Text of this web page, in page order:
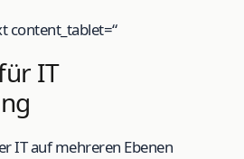
content_tablet=“
IT
IT auf mehreren Ebenen